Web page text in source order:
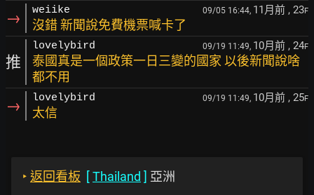
→ weiike 09/05 16:44, 11月前 , 23F
沒錯 新聞說免費機票喊卡了
推
lovelybird 09/19 11:49, 10月前 , 24F
泰國真是一個政策一日三變的國家 以後新聞說啥
都不用
→ lovelybird 09/19 11:49, 10月前 , 25F
太信
‣ 返回看板 [Thailand ] 亞洲